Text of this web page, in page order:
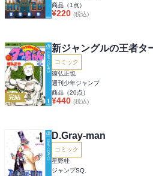
商品（1 点）
¥220 (税込)
完結
新ジャングルの王者タ
コミック
徳弘正也
週刊少年ジャンプ
商品（20点）
¥440 (税込)
D.Gray-man
コミック
星野桂
ジャンプSQ.